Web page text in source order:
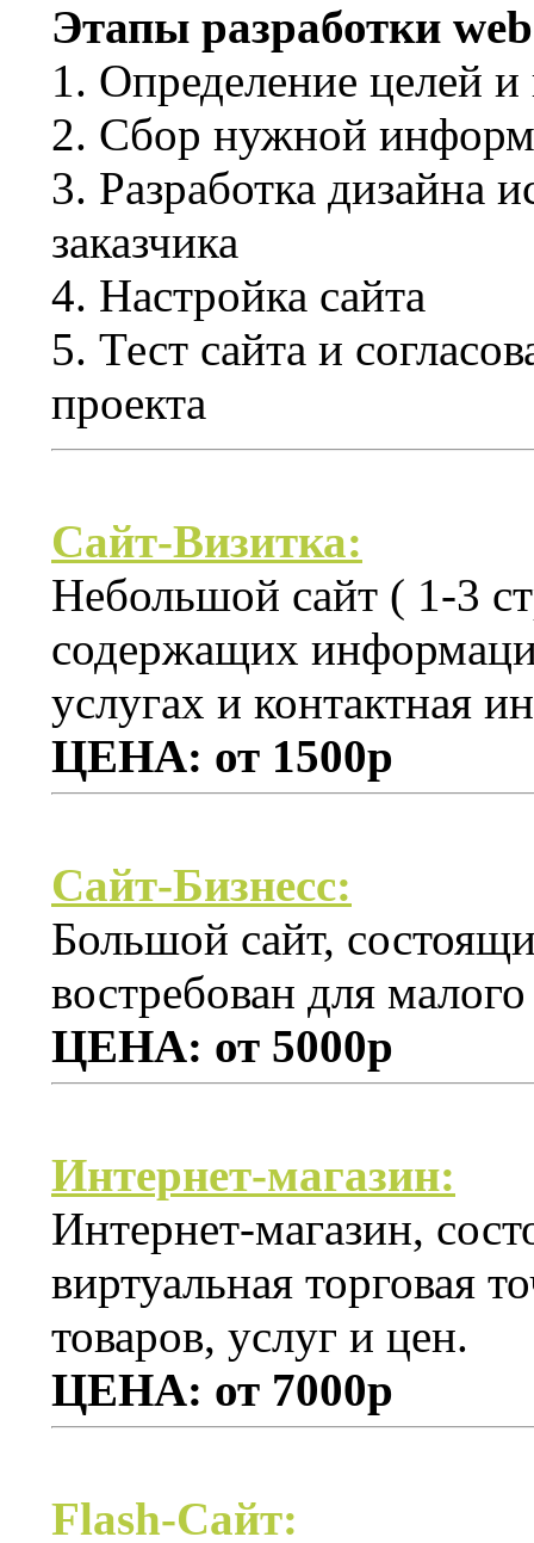
Этапы разработки
1. Определение целей и
2. Сбор нужной
3. Разработка дизайна
заказчика
4. Настройка сайта
5. Тест сайта и
проекта
Сайт-Визитка:
Небольшой сайт ( 1-3
содержащих
услугах и контактная
ЦЕНА: от 1500р
Сайт-Бизнесс:
Большой сайт,
востребован для
ЦЕНА: от 5000р
Интернет-магазин:
Интернет-магазин,
виртуальная торговая
товаров, услуг и цен.
ЦЕНА: от 7000р
Flash-Сайт: